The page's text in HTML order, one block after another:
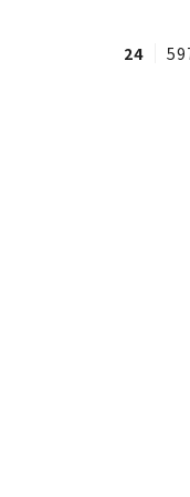
24